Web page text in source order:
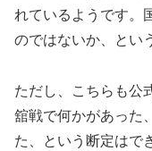
れているようです。
のではないか、とい
ただし、こちらも公
舘戦で何かがあった
た、という断定はで